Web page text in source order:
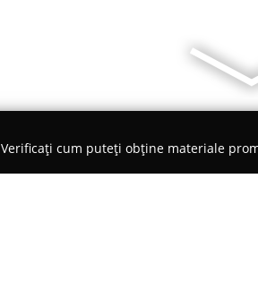
Verificați cum puteți obține materiale